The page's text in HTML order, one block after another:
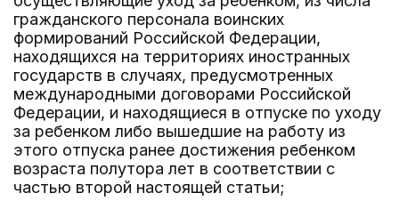
гражданского персонала воинских
формирований Российской Федерации,
находящихся на территориях иностранных
государств в случаях, предусмотренных
международными договорами Российской
Федерации, и находящиеся в отпуске по уходу
за ребенком либо вышедшие на работу из
этого отпуска ранее достижения ребенком
возраста полутора лет в соответствии с
частью второй настоящей статьи;